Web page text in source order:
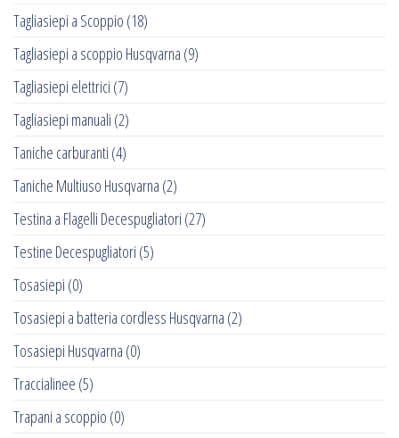
Tagliasiepi a Scoppio (18)
Tagliasiepi a scoppio Husqvarna (9)
Tagliasiepi elettrici (7)
Tagliasiepi manuali (2)
Taniche carburanti (4)
Taniche Multiuso Husqvarna (2)
Testina a Flagelli Decespugliatori (27)
Testine Decespugliatori (5)
Tosasiepi (0)
Tosasiepi a batteria cordless Husqvarna (2)
Tosasiepi Husqvarna (0)
Traccialinee (5)
Trapani a scoppio (0)